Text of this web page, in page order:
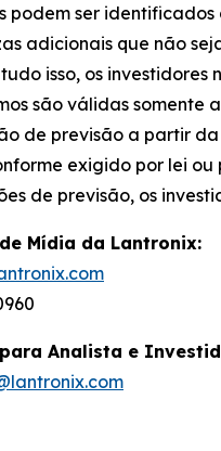
podem ser identificados
adicionais que não
isso, os
são válidas
de previsão a partir
exigido por lei
de previsão, os
Mídia da Lantronix:
Analista e